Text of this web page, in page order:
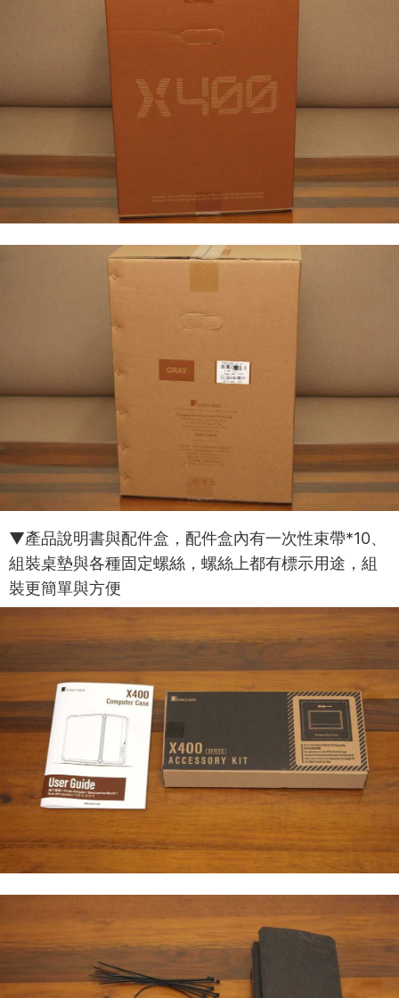
▼產品說明書與配件盒，配件盒內有一次性束帶*10、
組裝桌墊與各種固定螺絲，螺絲上都有標示用途，組
裝更簡單與方便